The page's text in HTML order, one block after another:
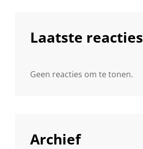
Laatste reacties
Geen reacties om te tonen.
Archief